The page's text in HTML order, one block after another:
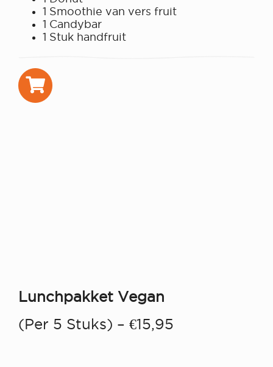
1 Smoothie van vers fruit
1 Candybar
1 Stuk handfruit
Lunchpakket Vegan
(per 5 Stuks) – €15,95